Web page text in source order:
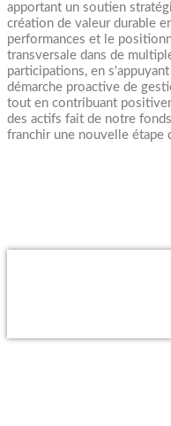
apportant un soutien
création de valeur durable
performances et le
transversale dans de
participations, en
démarche proactive de
tout en contribuant
des actifs fait de notre
franchir une nouvelle étape